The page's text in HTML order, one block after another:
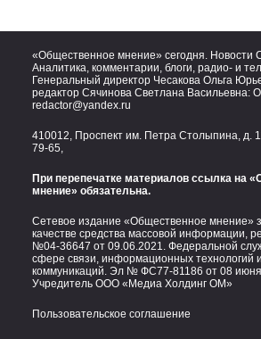
«Общественное мнение» сегодня. Новости
Аналитика, комментарии, блоги, радио- и
Генеральный директор Чесакова Ольга
редактор Сячинова Светлана Васильевна:
redactor@yandex.ru
410012, Проспект им. Петра Столыпина, д.
79-65,
При перепечатке материалов ссылка на
мнение» обязательна.
Сетевое издание «Общественное мнение»
качестве средства массовой информации,
№04-36647 от 09.06.2021. Федеральной
сфере связи, информационных технологий
коммуникаций. Эл № ФС77-81186 от 08 июня
Учредитель ООО «Медиа Холдинг ОМ»
Пользовательское соглашение